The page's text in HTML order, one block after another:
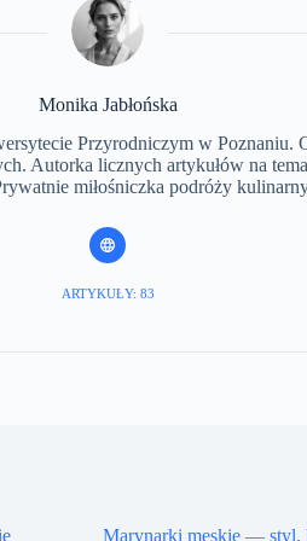
Monika Jabłońska
Przyrodniczym w Poznaniu.
Autorka licznych artykułów na
miłośniczka podróży
ARTYKUŁY: 83
Marynarki męskie — styl,